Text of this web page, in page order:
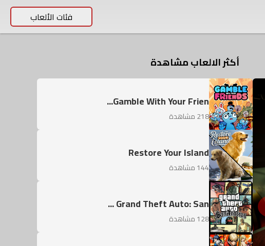
فئات الألعاب
أكثر الالعاب مشاهدة
Gamble With Your Frien...
218 مشاهدة
Restore Your Island
144 مشاهدة
Grand Theft Auto: San ...
128 مشاهدة